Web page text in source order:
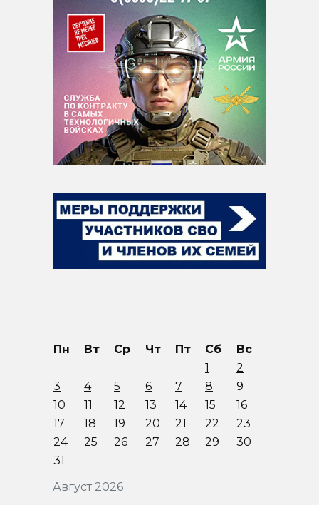
Август 2026
Пн Вт Ср Чт Пт Сб
Вс
1
2
3
4 5 6 7 8
9
10
11 12 13 14 15
16
17
18 19 20 21 22
23
24
25 26 27 28 29
30
31